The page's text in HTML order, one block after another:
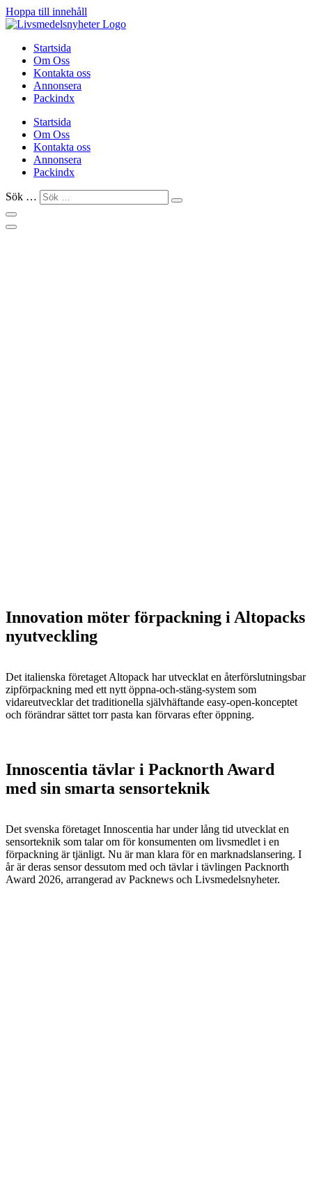
Hoppa till innehåll
Startsida
Om Oss
Kontakta oss
Annonsera
Packindx
Startsida
Om Oss
Kontakta oss
Annonsera
Packindx
Sök …
Innovation möter förpackning i Altopacks
nyutveckling
Det italienska företaget Altopack har utvecklat en återförslutningsbar
zipförpackning med ett nytt öppna-och-stäng-system som
vidareutvecklar det traditionella självhäftande easy-open-konceptet
och förändrar sättet torr pasta kan förvaras efter öppning.
Innoscentia tävlar i Packnorth Award
med sin smarta sensorteknik
Det svenska företaget Innoscentia har under lång tid utvecklat en
sensorteknik som talar om för konsumenten om livsmedlet i en
förpackning är tjänligt. Nu är man klara för en marknadslansering. I
år är deras sensor dessutom med och tävlar i tävlingen Packnorth
Award 2026, arrangerad av Packnews och Livsmedelsnyheter.